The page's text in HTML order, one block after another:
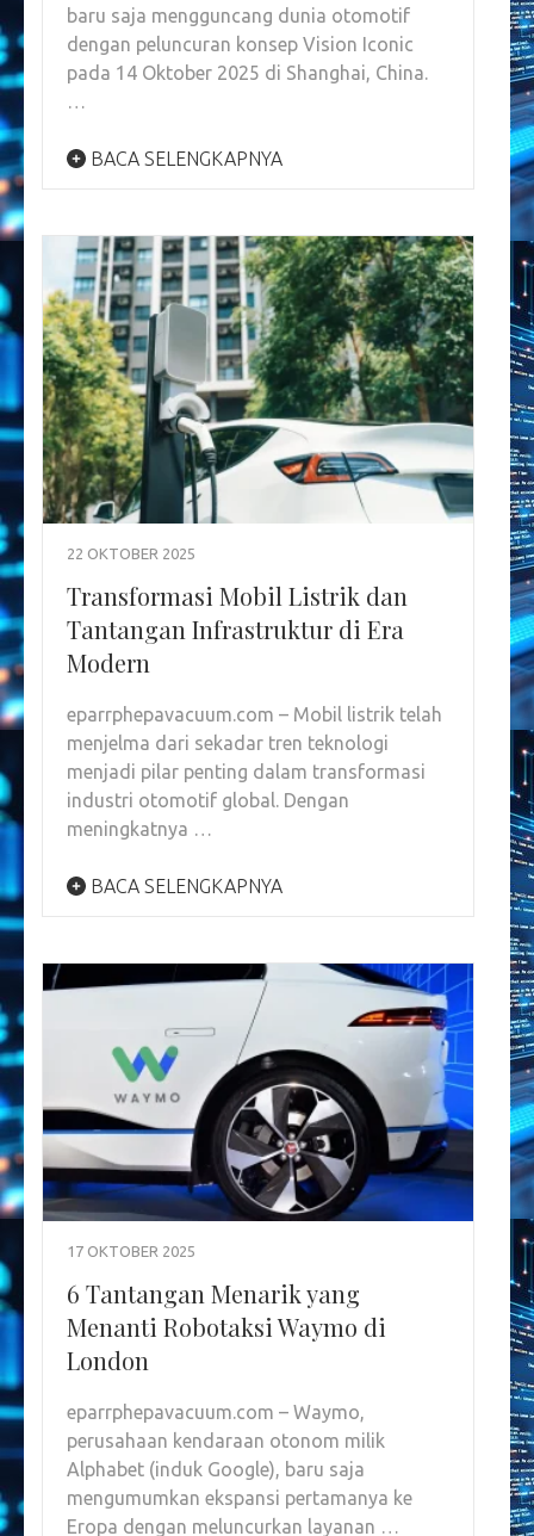
baru saja mengguncang dunia otomotif
dengan peluncuran konsep Vision Iconic
pada 14 Oktober 2025 di Shanghai, China.
…
BACA SELENGKAPNYA
22 OKTOBER 2025
Transformasi Mobil Listrik dan
Tantangan Infrastruktur di Era
Modern
eparrphepavacuum.com – Mobil listrik telah
menjelma dari sekadar tren teknologi
menjadi pilar penting dalam transformasi
industri otomotif global. Dengan
meningkatnya …
BACA SELENGKAPNYA
17 OKTOBER 2025
6 Tantangan Menarik yang
Menanti Robotaksi Waymo di
London
eparrphepavacuum.com – Waymo,
perusahaan kendaraan otonom milik
Alphabet (induk Google), baru saja
mengumumkan ekspansi pertamanya ke
Eropa dengan meluncurkan layanan …